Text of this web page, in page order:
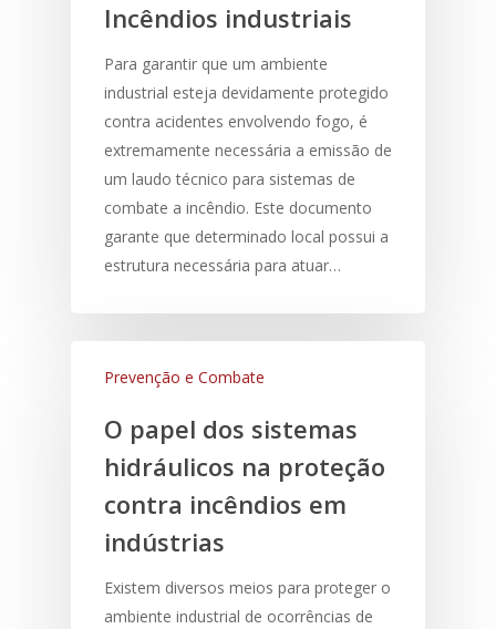
Incêndios industriais
Para garantir que um ambiente
industrial esteja devidamente protegido
contra acidentes envolvendo fogo, é
extremamente necessária a emissão de
um laudo técnico para sistemas de
combate a incêndio. Este documento
garante que determinado local possui a
estrutura necessária para atuar…
Prevenção e Combate
O papel dos sistemas
hidráulicos na proteção
contra incêndios em
indústrias
Existem diversos meios para proteger o
ambiente industrial de ocorrências de